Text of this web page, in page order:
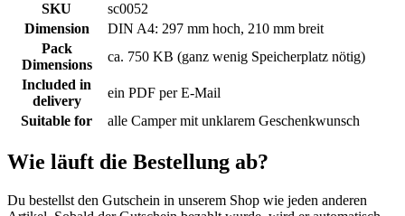
SKU
sc0052
Dimension
DIN A4: 297 mm hoch, 210 mm breit
Pack
Dimensions
ca. 750 KB (ganz wenig Speicherplatz nötig)
Included in
delivery
ein PDF per E-Mail
Suitable for
alle Camper mit unklarem Geschenkwunsch
Wie läuft die Bestellung ab?
Du bestellst den Gutschein in unserem Shop wie jeden anderen